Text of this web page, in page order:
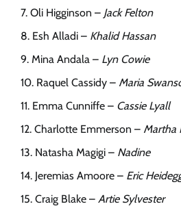
Oli Higginson – Jack Felton
Esh Alladi – Khalid Hassan
Mina Andala – Lyn Cowie
Raquel Cassidy – Maria
Emma Cunniffe – Cassie Lyall
Charlotte Emmerson – Martha
Natasha Magigi – Nadine
Jeremias Amoore – Eric
Craig Blake – Artie Sylvester